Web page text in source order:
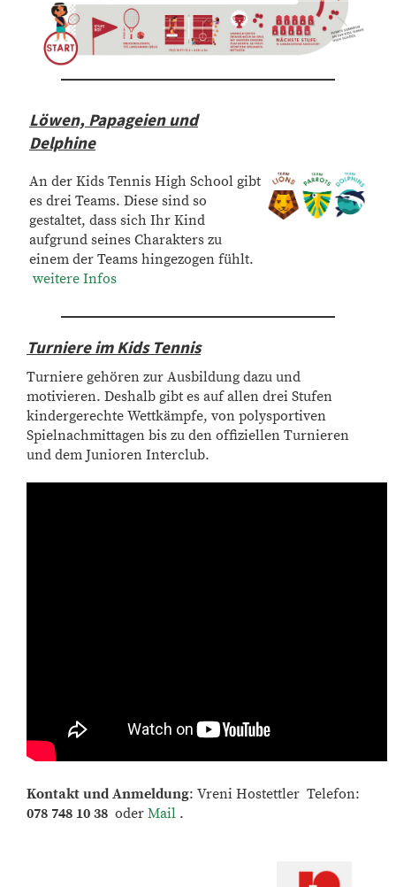
Löwen, Papageien und
Delphine
An der Kids Tennis High School gibt
es drei Teams. Diese sind so
gestaltet, dass sich Ihr Kind
aufgrund seines Charakters zu
einem der Teams hingezogen fühlt.
weitere Infos
Turniere im Kids Tennis
Turniere gehören zur Ausbildung dazu und
motivieren. Deshalb gibt es auf allen drei Stufen
kindergerechte Wettkämpfe, von polysportiven
Spielnachmittagen bis zu den offiziellen Turnieren
und dem Junioren Interclub.
Kontakt und Anmeldung: Vreni Hostettler Telefon:
078 748 10 38 oder Mail .